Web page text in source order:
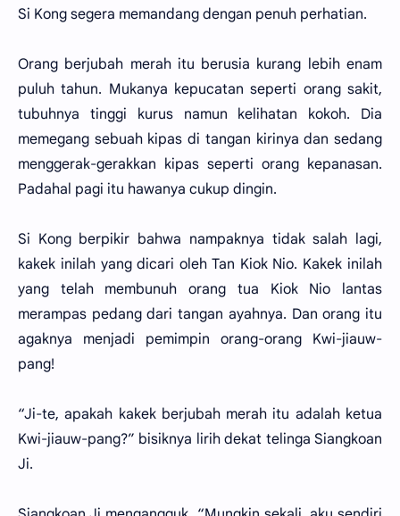
Si Kong segera memandang dengan penuh perhatian.
Orang berjubah merah itu berusia kurang lebih enam
puluh tahun. Mukanya kepucatan seperti orang sakit,
tubuhnya tinggi kurus namun kelihatan kokoh. Dia
memegang sebuah kipas di tangan kirinya dan sedang
menggerak-gerakkan kipas seperti orang kepanasan.
Padahal pagi itu hawanya cukup dingin.
Si Kong berpikir bahwa nampaknya tidak salah lagi,
kakek inilah yang dicari oleh Tan Kiok Nio. Kakek inilah
yang telah membunuh orang tua Kiok Nio lantas
merampas pedang dari tangan ayahnya. Dan orang itu
agaknya menjadi pemimpin orang-orang Kwi-jiauw-
pang!
“Ji-te, apakah kakek berjubah merah itu adalah ketua
Kwi-jiauw-pang?” bisiknya lirih dekat telinga Siangkoan
Ji.